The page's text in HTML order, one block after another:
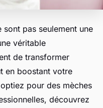
sont pas seulement une
véritable
de transformer
en boostant votre
pour des mèches
découvrez